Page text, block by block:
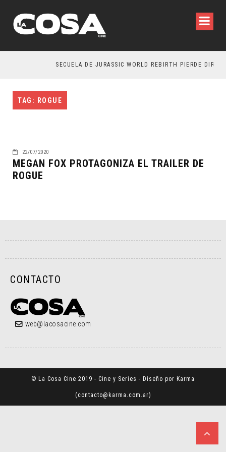
SECUELA DE JURASSIC WORLD REBIRTH PIERDE
TAG: ROGUE
22/07/2020
MEGAN FOX PROTAGONIZA EL TRAILER DE
ROGUE
CONTACTO
web@lacosacine.com
© La Cosa Cine 2019 - Cine y Series - Diseño por Karma
(contacto@karma.com.ar)